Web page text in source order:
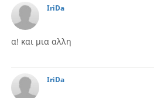
IriDa
α! και μια αλλη
IriDa